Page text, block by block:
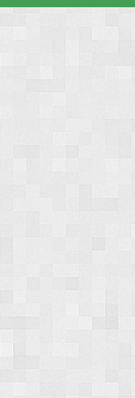
content